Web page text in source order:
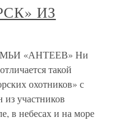
ИЗ
«АНТЕЕВ» Ни
такой
охотников» с
участников
в небесах и на море